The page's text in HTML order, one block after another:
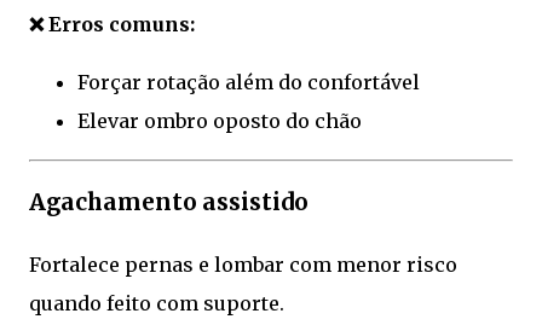
❌ Erros comuns:
Forçar rotação além do confortável
Elevar ombro oposto do chão
Agachamento assistido
Fortalece pernas e lombar com menor risco
quando feito com suporte.